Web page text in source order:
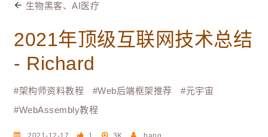
生物黑客、AI医疗
2021年顶级互联网技术总结
- Richard
#架构师资料教程 #Web后端框架推荐 #元宇宙
#WebAssembly教程